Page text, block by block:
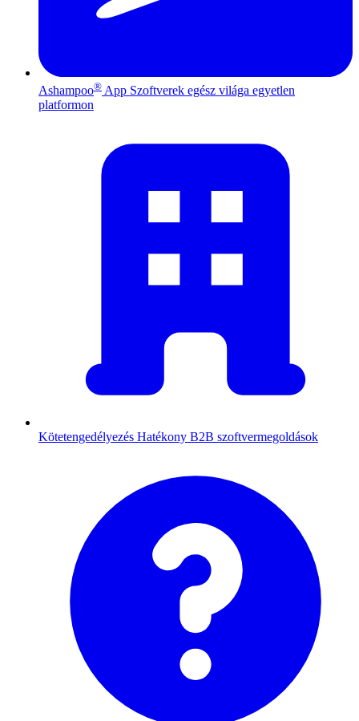
Ashampoo® App Szoftverek egész világa egyetlen
platformon
Kötetengedélyezés Hatékony B2B szoftvermegoldások